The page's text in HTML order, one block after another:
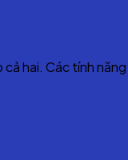
hai. Các tính